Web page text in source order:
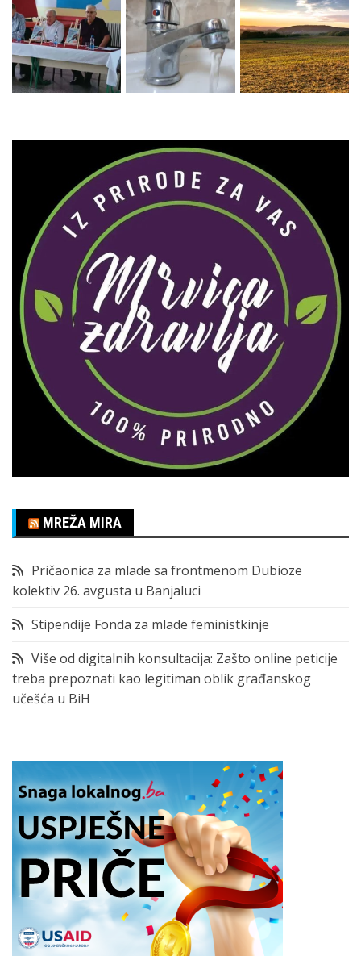
MREŽA MIRA
Pričaonica za mlade sa frontmenom Dubioze
kolektiv 26. avgusta u Banjaluci
Stipendije Fonda za mlade feministkinje
Više od digitalnih konsultacija: Zašto online peticije
treba prepoznati kao legitiman oblik građanskog
učešća u BiH